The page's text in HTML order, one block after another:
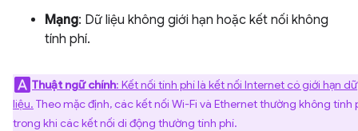
Mạng: Dữ liệu không giới hạn hoặc kết nối không
tính phí.
Thuật ngữ chính: Kết nối tính phí là kết nối Internet có giới hạn dữ
liệu. Theo mặc định, các kết nối Wi-Fi và Ethernet thường không tính
trong khi các kết nối di động thường tính phí.